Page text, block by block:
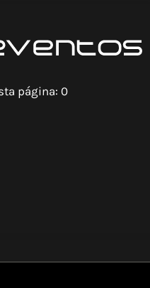
página: 0